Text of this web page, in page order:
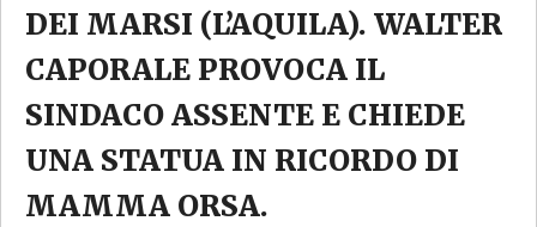
DEI MARSI (L’AQUILA). WALTER
CAPORALE PROVOCA IL
SINDACO ASSENTE E CHIEDE
UNA STATUA IN RICORDO DI
MAMMA ORSA.